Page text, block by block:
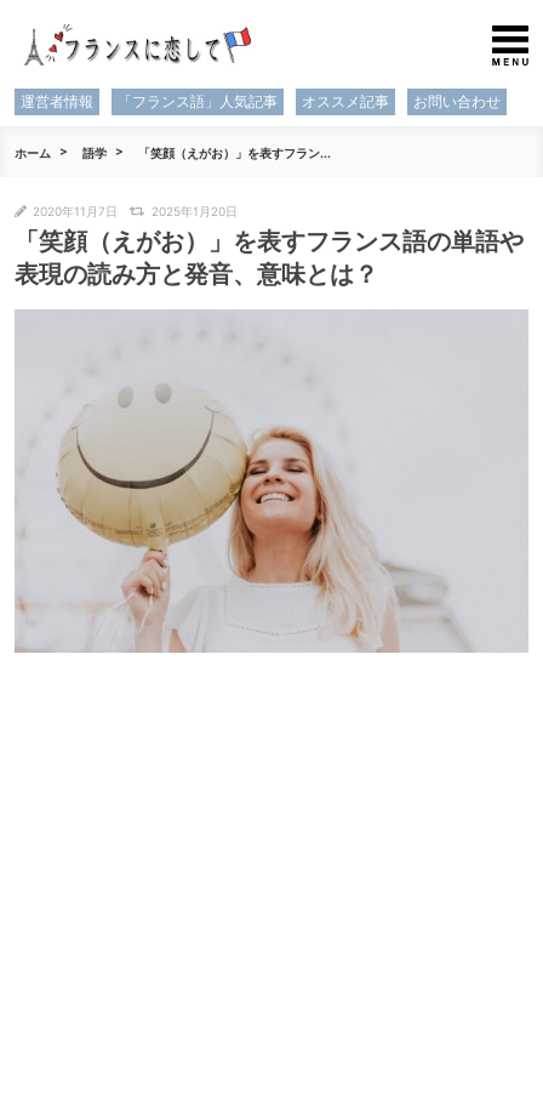
運営者情報 「フランス語」人気記事 オススメ記事 お問い合わせ
ホーム 語学 「笑顔（えがお）」を表すフラン...
2020年11月7日 2025年1月20日
「笑顔（えがお）」を表すフランス語の単語や
表現の読み方と発音、意味とは？